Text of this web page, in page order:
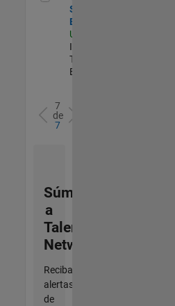
Sailpoint IAM
Engineer
US-MA-Natick
Information
Technology |
Experimentado
7
de
7
Súmese
a
Talent
Network
Reciba
alertas
de